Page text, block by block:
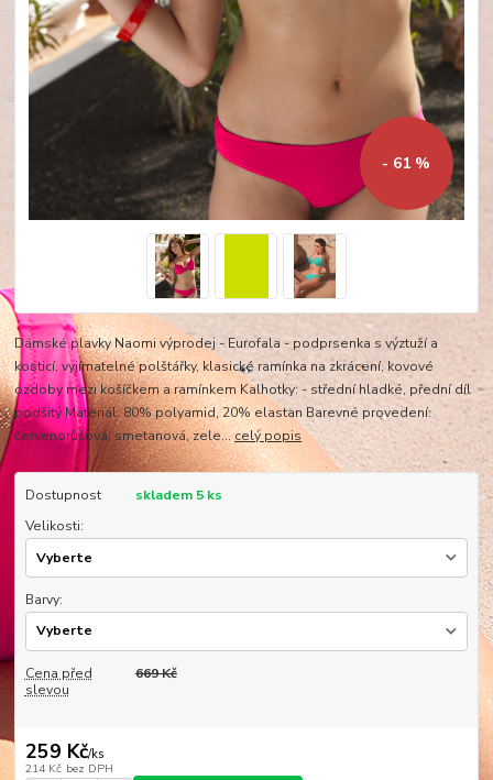
- 61 %
Dámské plavky Naomi výprodej - Eurofala - podprsenka s výztuží a
kosticí, vyjímatelné polštářky, klasické ramínka na zkrácení, kovové
ozdoby mezi košíčkem a ramínkem Kalhotky: - střední hladké, přední díl
podšitý Materiál: 80% polyamid, 20% elastan Barevné provedení:
červenorůžová, smetanová, zele...celý popis
Dostupnost
skladem 5 ks
Velikosti:
Barvy:
Cena před
slevou
669 Kč
259 Kč/ks
214 Kč bez DPH